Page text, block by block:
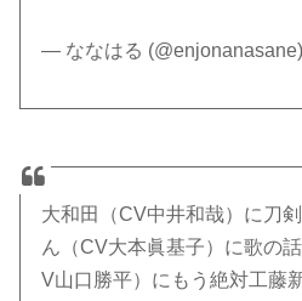
— ななはる (@enjonanasane)
大和田（CV中井和哉）に刀
ん（CV大本眞基子）に歌の
V山口勝平）にもう絶対工藤